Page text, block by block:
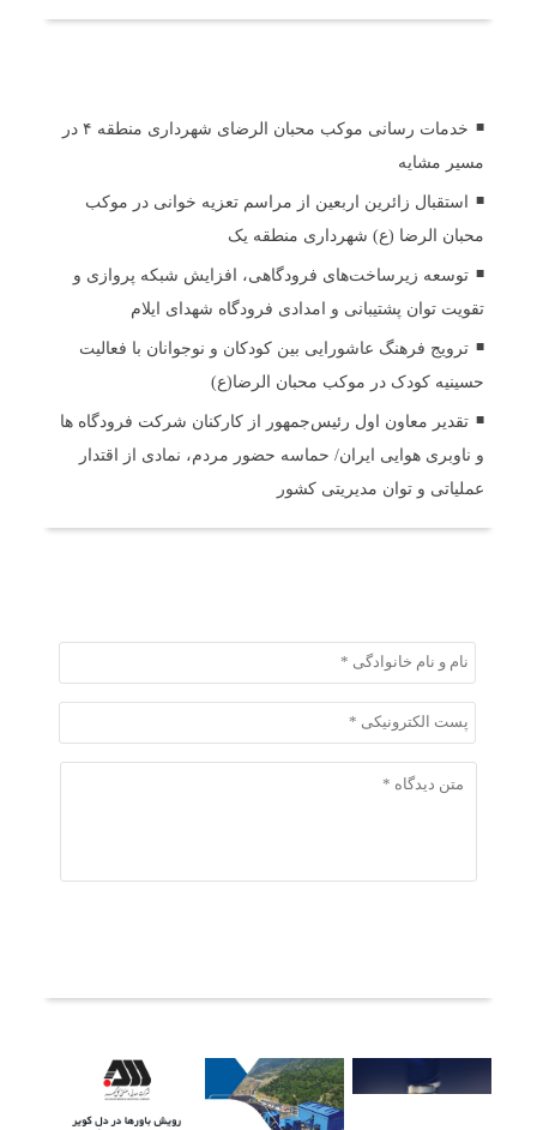
خدمات رسانی موکب محبان الرضای شهرداری منطقه ۴ در
مسیر مشایه
استقبال زائرین اربعین از مراسم تعزیه خوانی در موکب
محبان الرضا (ع) شهرداری منطقه یک
توسعه زیرساخت‌های فرودگاهی، افزایش شبکه پروازی و
تقویت توان پشتیبانی و امدادی فرودگاه شهدای ایلام
ترویج فرهنگ عاشورایی بین کودکان و نوجوانان با فعالیت
حسینیه کودک در موکب محبان الرضا(ع)
تقدیر معاون اول رئیس‌جمهور از کارکنان شرکت فرودگاه ها
و ناوبری هوایی ایران/ حماسه حضور مردم، نمادی از اقتدار
عملیاتی و توان مدیریتی کشور